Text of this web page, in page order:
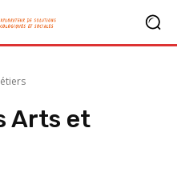
Arts et